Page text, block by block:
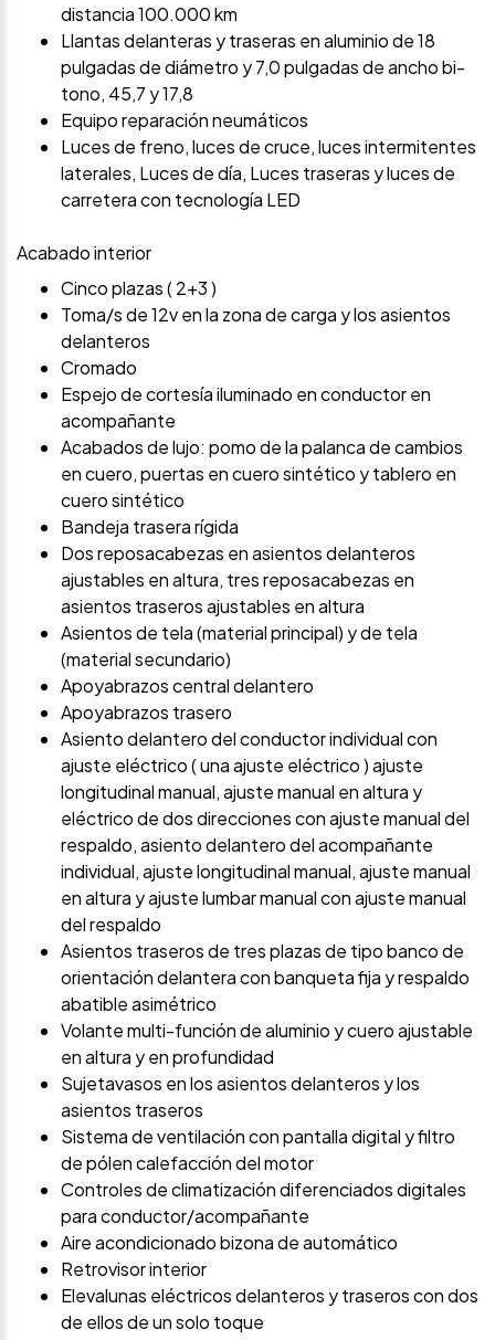
distancia 100.000 km
Llantas delanteras y traseras en aluminio de 18
pulgadas de diámetro y 7,0 pulgadas de ancho bi-
tono, 45,7 y 17,8
Equipo reparación neumáticos
Luces de freno, luces de cruce, luces intermitentes
laterales, Luces de día, Luces traseras y luces de
carretera con tecnología LED
Acabado interior
Cinco plazas ( 2+3 )
Toma/s de 12v en la zona de carga y los asientos
delanteros
Cromado
Espejo de cortesía iluminado en conductor en
acompañante
Acabados de lujo: pomo de la palanca de cambios
en cuero, puertas en cuero sintético y tablero en
cuero sintético
Bandeja trasera rígida
Dos reposacabezas en asientos delanteros
ajustables en altura, tres reposacabezas en
asientos traseros ajustables en altura
Asientos de tela (material principal) y de tela
(material secundario)
Apoyabrazos central delantero
Apoyabrazos trasero
Asiento delantero del conductor individual con
ajuste eléctrico ( una ajuste eléctrico ) ajuste
longitudinal manual, ajuste manual en altura y
eléctrico de dos direcciones con ajuste manual del
respaldo, asiento delantero del acompañante
individual, ajuste longitudinal manual, ajuste manual
en altura y ajuste lumbar manual con ajuste manual
del respaldo
Asientos traseros de tres plazas de tipo banco de
orientación delantera con banqueta fija y respaldo
abatible asimétrico
Volante multi-función de aluminio y cuero ajustable
en altura y en profundidad
Sujetavasos en los asientos delanteros y los
asientos traseros
Sistema de ventilación con pantalla digital y filtro
de pólen calefacción del motor
Controles de climatización diferenciados digitales
para conductor/acompañante
Aire acondicionado bizona de automático
Retrovisor interior
Elevalunas eléctricos delanteros y traseros con dos
de ellos de un solo toque